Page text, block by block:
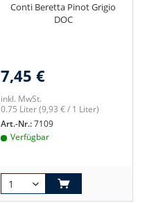
Conti Beretta Pinot Grigio
DOC
7,45 €
inkl. MwSt.
0.75 Liter(9,93 € / 1 Liter)
Art.-Nr.:7109
Verfügbar